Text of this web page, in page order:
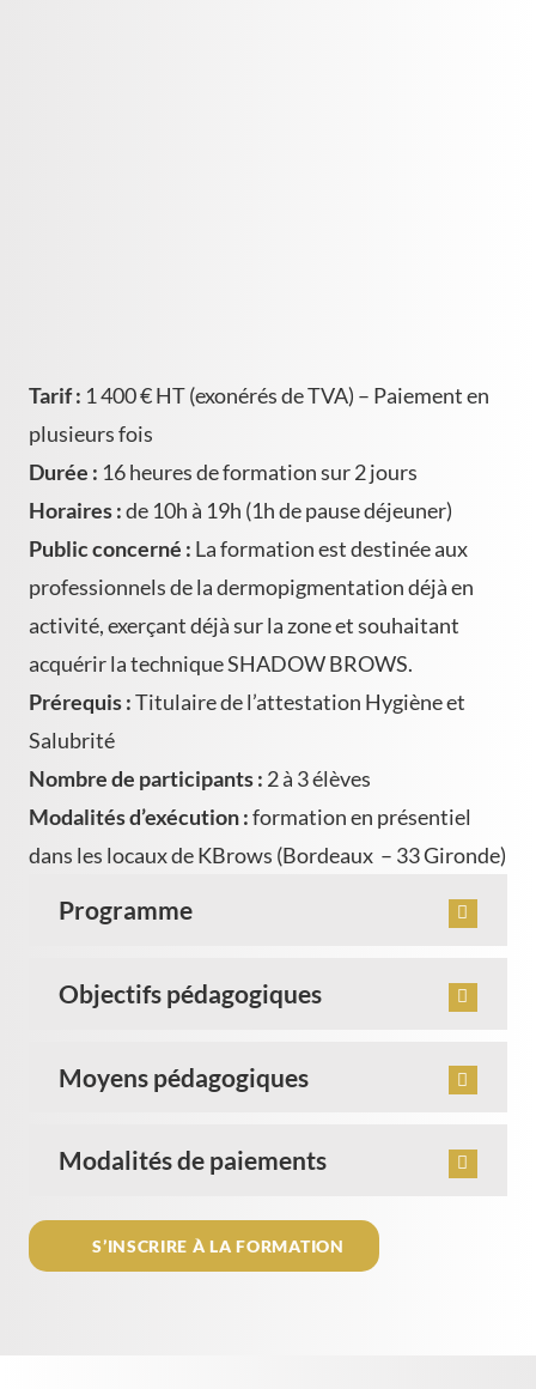
Tarif : 1 400 € HT (exonérés de TVA) – Paiement en
plusieurs fois
Durée : 16 heures de formation sur 2 jours
Horaires :de 10h à 19h (1h de pause déjeuner)
Public concerné : La formation est destinée aux
professionnels de la dermopigmentation déjà en
activité, exerçant déjà sur la zone et souhaitant
acquérir la technique SHADOW BROWS.
Prérequis :Titulaire de l’attestation Hygiène et
Salubrité
Nombre de participants : 2 à 3 élèves
Modalités d’exécution :formation en présentiel
dans les locaux de KBrows (Bordeaux – 33 Gironde)
Programme
Objectifs pédagogiques
Moyens pédagogiques
Modalités de paiements
S’INSCRIRE À LA FORMATION